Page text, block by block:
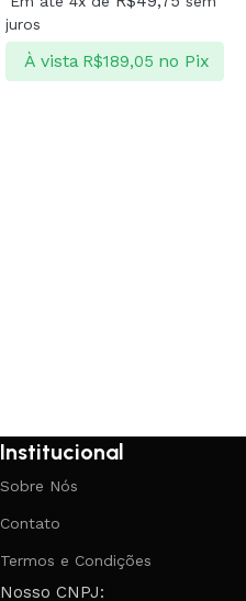
juros
À vista R$189,05 no Pix
Institucional
Sobre Nós
Contato
Termos e Condições
Nosso CNPJ: